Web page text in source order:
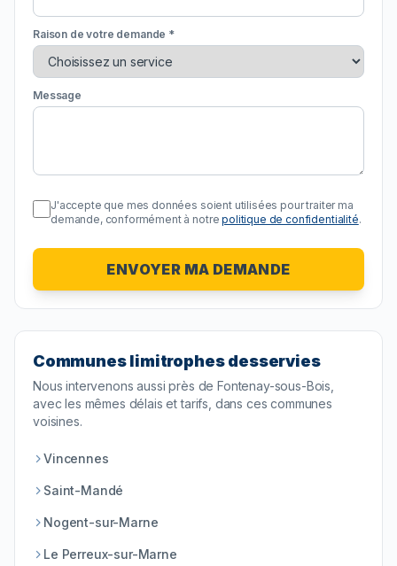
Raison de votre demande *
Message
J'accepte que mes données soient utilisées pour traiter ma
demande, conformément à notre politique de confidentialité.
ENVOYER MA DEMANDE
Communes limitrophes desservies
Nous intervenons aussi près deFontenay-sous-Bois
avec les mêmes délais et tarifs, dans ces communes
voisines.
Vincennes
Saint-Mandé
Nogent-sur-Marne
Le Perreux-sur-Marne